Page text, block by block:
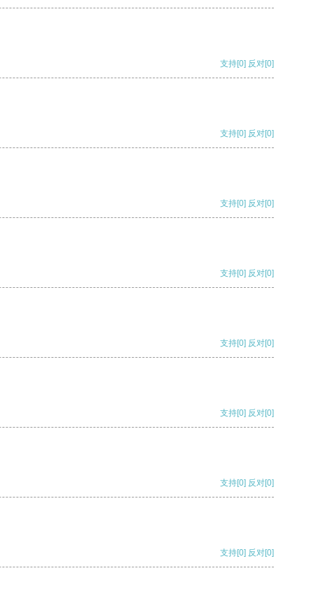
支持[0] 反对[0]
支持[0] 反对[0]
支持[0] 反对[0]
支持[0] 反对[0]
支持[0] 反对[0]
支持[0] 反对[0]
支持[0] 反对[0]
支持[0] 反对[0]